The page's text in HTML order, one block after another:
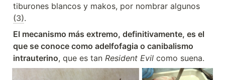
(3).
El mecanismo más extremo, definitivamente, es el
que se conoce como adelfofagia o canibalismo
intrauterino, que es tan Resident Evil como suena.